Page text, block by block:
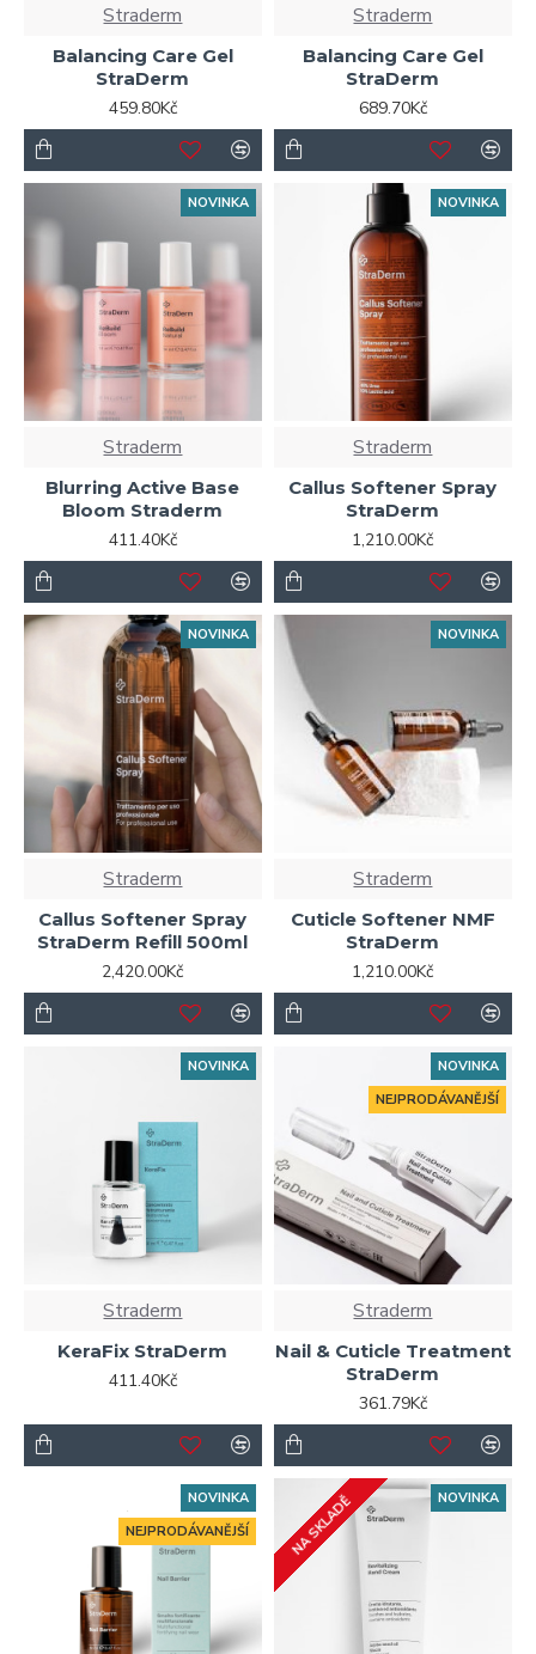
Straderm
Balancing Care Gel
StraDerm
459.80Kč
Straderm
Balancing Care Gel
StraDerm
689.70Kč
NOVINKA
Straderm
Blurring Active Base
Bloom Straderm
411.40Kč
NOVINKA
Straderm
Callus Softener Spray
StraDerm
1,210.00Kč
NOVINKA
Straderm
Callus Softener Spray
StraDerm Refill 500ml
2,420.00Kč
NOVINKA
Straderm
Cuticle Softener NMF
StraDerm
1,210.00Kč
NOVINKA
Straderm
KeraFix StraDerm
411.40Kč
NOVINKA
NEJPRODÁVANĚJŠÍ
Straderm
Nail & Cuticle Treatment
StraDerm
361.79Kč
NOVINKA
NEJPRODÁVANĚJŠÍ
NOVINKA
NA SKLADĚ